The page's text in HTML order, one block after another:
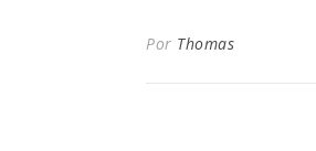
Por Thomas